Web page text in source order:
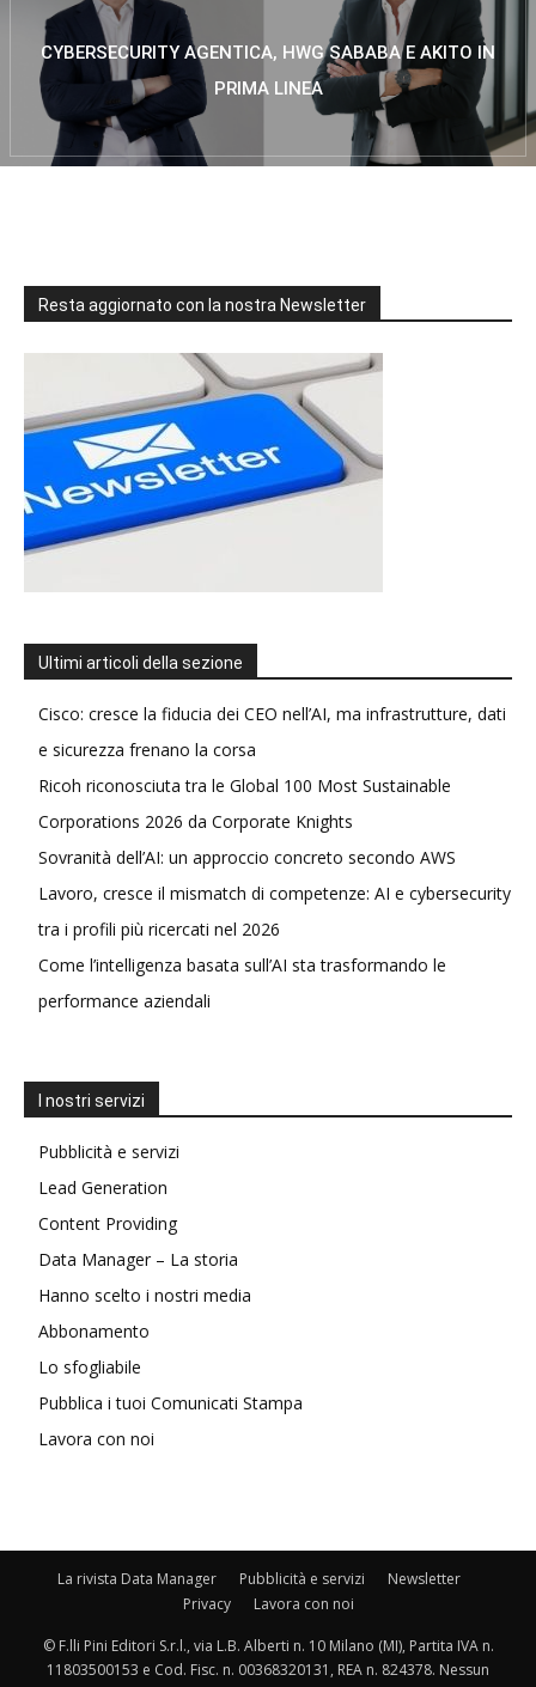
CYBERSECURITY AGENTICA, HWG SABABA E AKITO IN
PRIMA LINEA
Resta aggiornato con la nostra Newsletter
Ultimi articoli della sezione
Cisco: cresce la fiducia dei CEO nell’AI, ma infrastrutture, dati
e sicurezza frenano la corsa
Ricoh riconosciuta tra le Global 100 Most Sustainable
Corporations 2026 da Corporate Knights
Sovranità dell’AI: un approccio concreto secondo AWS
Lavoro, cresce il mismatch di competenze: AI e cybersecurity
tra i profili più ricercati nel 2026
Come l’intelligenza basata sull’AI sta trasformando le
performance aziendali
I nostri servizi
Pubblicità e servizi
Lead Generation
Content Providing
Data Manager – La storia
Hanno scelto i nostri media
Abbonamento
Lo sfogliabile
Pubblica i tuoi Comunicati Stampa
Lavora con noi
La rivista Data Manager Pubblicità e servizi
Newsletter
Privacy
Lavora con noi
© F.lli Pini Editori S.r.l., via L.B. Alberti n. 10 Milano (MI), Partita IVA n.
11803500153 e Cod. Fisc. n. 00368320131, REA n. 824378. Nessun